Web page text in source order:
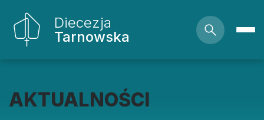
Diecezja
Tarnowska
AKTUALNOŚCI